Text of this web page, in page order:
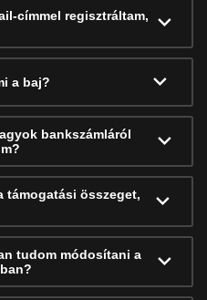
címmel regisztráltam,
a baj?
bankszámláról
támogatási összeget,
tudom módosítani a